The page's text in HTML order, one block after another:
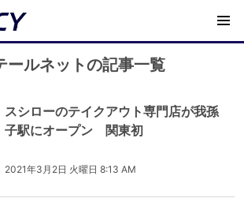
ールネットの記事一覧
スシローのテイクアウト専門店が我孫
子駅にオープン 関東初
2021年3月2日 火曜日 8:13 AM